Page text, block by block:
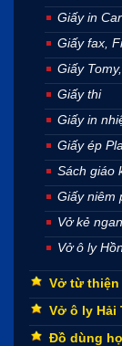
Giấy in
Giấy fax,
Giấy
Giấy thi
Giấy in
Giấy ép
Sách giáo
Giấy niêm
Vở kẻ
Vở ô ly
Vở từ thiện
Vở ô ly Hải
Đồ dùng